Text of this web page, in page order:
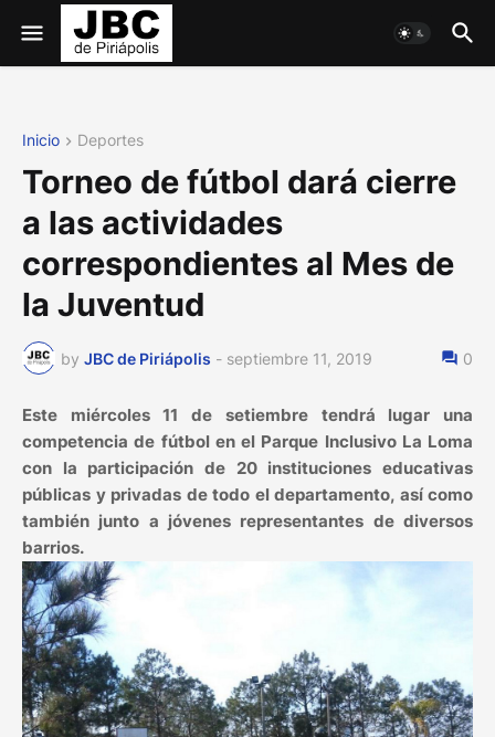
Inicio Deportes
Torneo de fútbol dará cierre
a las actividades
correspondientes al Mes de
la Juventud
by JBC de Piriápolis - septiembre 11, 2019 0
Este miércoles 11 de setiembre tendrá lugar una
competencia de fútbol en el Parque Inclusivo La Loma
con la participación de 20 instituciones educativas
públicas y privadas de todo el departamento, así como
también junto a jóvenes representantes de diversos
barrios.